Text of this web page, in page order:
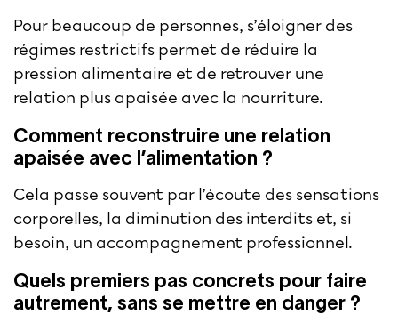
Pour beaucoup de personnes, s’éloigner des
régimes restrictifs permet de réduire la
pression alimentaire et de retrouver une
relation plus apaisée avec la nourriture.
Comment reconstruire une relation
apaisée avec l’alimentation ?
Cela passe souvent par l’écoute des sensations
corporelles, la diminution des interdits et, si
besoin, un accompagnement professionnel.
Quels premiers pas concrets pour faire
autrement, sans se mettre en danger ?